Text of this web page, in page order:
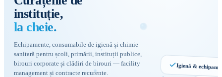
instituție,
la cheie.
Echipamente, consumabile de igienă și chimie
sanitară pentru școli, primării, instituții publice,
birouri corporate și clădiri de birouri — facility
management și contracte recurente.
Igienă &